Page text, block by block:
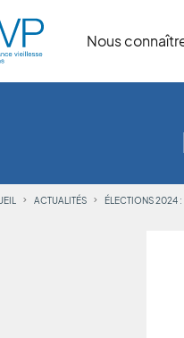
Nous
ACTUALITÉS ÉLECTIONS 2024 :